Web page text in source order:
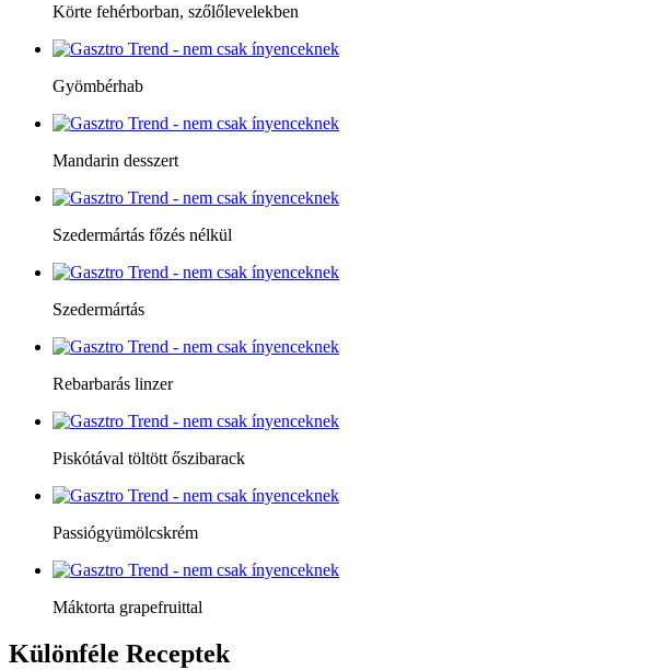
Körte fehérborban, szőlőlevelekben
Gyömbérhab
Mandarin desszert
Szedermártás főzés nélkül
Szedermártás
Rebarbarás linzer
Piskótával töltött őszibarack
Passiógyümölcskrém
Máktorta grapefruittal
Különféle Receptek